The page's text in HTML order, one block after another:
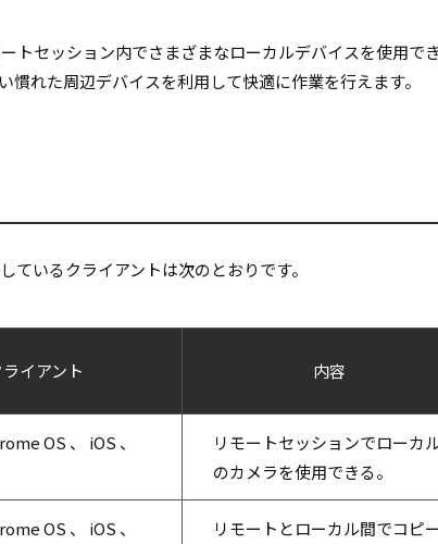
トセッション内でさまざまなローカルデバイスを使用で
れた周辺デバイスを利用して快適に作業を行えます。
ているクライアントは次のとおりです。
イアント 内容
OS 、 iOS 、
リモートセッションでローカ
のカメラを使用できる。
OS 、 iOS 、
リモートとローカル間でコピ